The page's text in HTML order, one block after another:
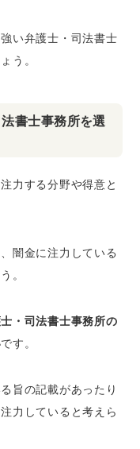
い弁護士・司法書士
う。
書士事務所を選
力する分野や得意と
闇金に注力している
。
・司法書士事務所の
です。
旨の記載があったり
力していると考えら